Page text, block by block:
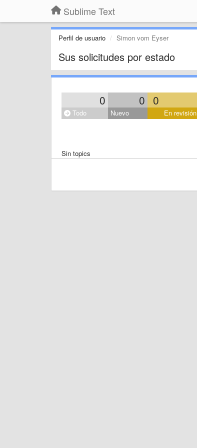
Sublime Text
Perfil de usuario Simon vom Eyser
Sus solicitudes por estado
0 0 0
Todo Nuevo En revisión
Sin topics